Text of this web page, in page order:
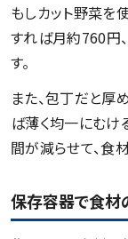
もしカット野菜を
すれば月約760円
す。
また、包丁だと厚
ば薄く均一にむけ
間が減らせて、食
保存容器で食材